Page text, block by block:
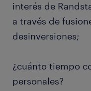
interés de
a través de
desinversiones;
¿cuánto tiempo
personales?